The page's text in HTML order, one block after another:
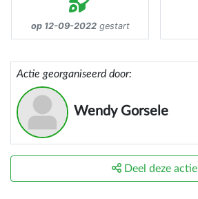
op 12-09-2022gestart
Actie georganiseerd door:
Wendy Gorsele
Deel deze actie